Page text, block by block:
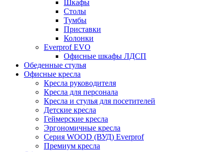
Шкафы
Столы
Тумбы
Приставки
Колонки
Everprof EVO
Офисные шкафы ЛДСП
Обеденные стулья
Офисные кресла
Кресла руководителя
Кресла для персонала
Кресла и стулья для посетителей
Детские кресла
Геймерские кресла
Эргономичные кресла
Серия WOOD (ВУД) Everprof
Премиум кресла